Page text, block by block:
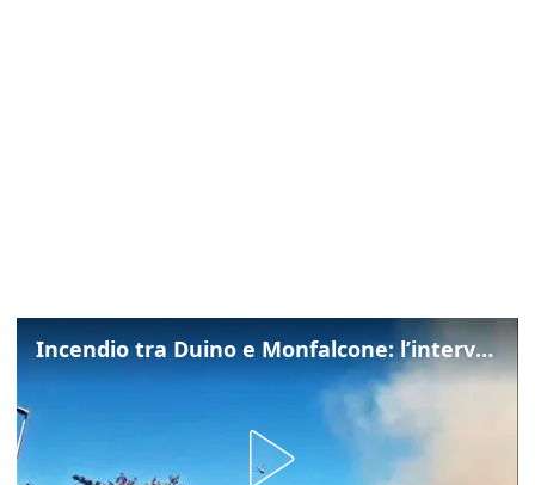
Incendio tra Duino e Monfalcone: l’intervento dei vigili del fuoco